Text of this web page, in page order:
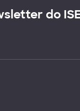
do